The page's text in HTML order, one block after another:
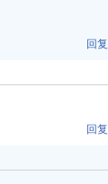
回复
回复